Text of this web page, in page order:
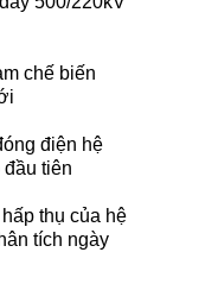
chế biến
điện hệ
tiên
thụ của hệ
tích ngày